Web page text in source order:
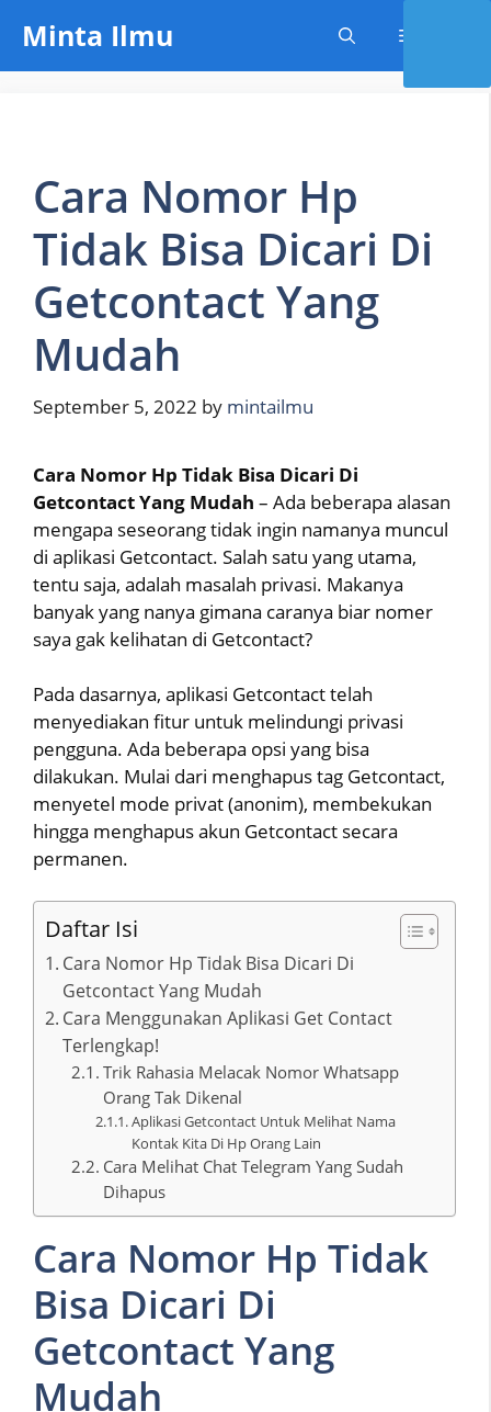
content
Minta Ilmu
Cara Nomor Hp
Tidak Bisa Dicari Di
Getcontact Yang
Mudah
September 5, 2022 by mintailmu
Cara Nomor Hp Tidak Bisa Dicari Di
Getcontact Yang Mudah – Ada beberapa alasan
mengapa seseorang tidak ingin namanya muncul
di aplikasi Getcontact. Salah satu yang utama,
tentu saja, adalah masalah privasi. Makanya
banyak yang nanya gimana caranya biar nomer
saya gak kelihatan di Getcontact?
Pada dasarnya, aplikasi Getcontact telah
menyediakan fitur untuk melindungi privasi
pengguna. Ada beberapa opsi yang bisa
dilakukan. Mulai dari menghapus tag Getcontact,
menyetel mode privat (anonim), membekukan
hingga menghapus akun Getcontact secara
permanen.
Daftar Isi
Cara Nomor Hp Tidak Bisa Dicari Di
Getcontact Yang Mudah
Cara Menggunakan Aplikasi Get Contact
Terlengkap!
Trik Rahasia Melacak Nomor Whatsapp
Orang Tak Dikenal
Aplikasi Getcontact Untuk Melihat Nama
Kontak Kita Di Hp Orang Lain
Cara Melihat Chat Telegram Yang Sudah
Dihapus
Cara Nomor Hp Tidak
Bisa Dicari Di
Getcontact Yang
Mudah